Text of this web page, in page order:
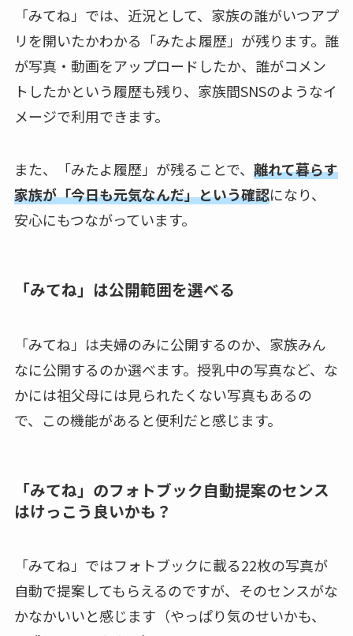
「みてね」では、近況として、家族の誰がいつアプ
リを開いたかわかる「みたよ履歴」が残ります。誰
が写真・動画をアップロードしたか、誰がコメン
トしたかという履歴も残り、家族間SNSのようなイ
メージで利用できます。
また、「みたよ履歴」が残ることで、 離れて暮らす
家族が「今日も元気なんだ」という確認になり、
安心にもつながっています。
「みてね」は公開範囲を選べる
「みてね」は夫婦のみに公開するのか、家族みん
なに公開するのか選べます。授乳中の写真など、な
かには祖父母には見られたくない写真もあるの
で、この機能があると便利だと感じます。
「みてね」のフォトブック自動提案のセンス
はけっこう良いかも？
「みてね」ではフォトブックに載る22枚の写真が
自動で提案してもらえるのですが、そのセンスがな
かなかいいと感じます（やっぱり気のせいかも、